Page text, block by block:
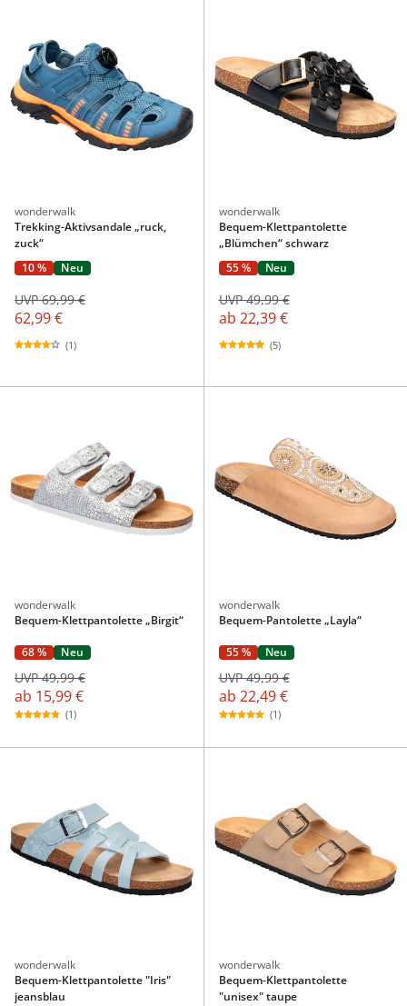
wonderwalk
Trekking-Aktivsandale „ruck,
zuck“
10 %
Neu
62,99 €
UVP 69,99 €
(1)
wonderwalk
Bequem-Klettpantolette
„Blümchen“ schwarz
55 %
Neu
ab 22,39 €
UVP 49,99 €
(5)
wonderwalk
Bequem-Klettpantolette „Birgit“
68 % Neu
ab 15,99 €
UVP 49,99 €
(1)
wonderwalk
Bequem-Pantolette „Layla“
55 % Neu
ab 22,49 €
UVP 49,99 €
(1)
wonderwalk
Bequem-Klettpantolette "Iris"
jeansblau
wonderwalk
Bequem-Klettpantolette
"unisex" taupe